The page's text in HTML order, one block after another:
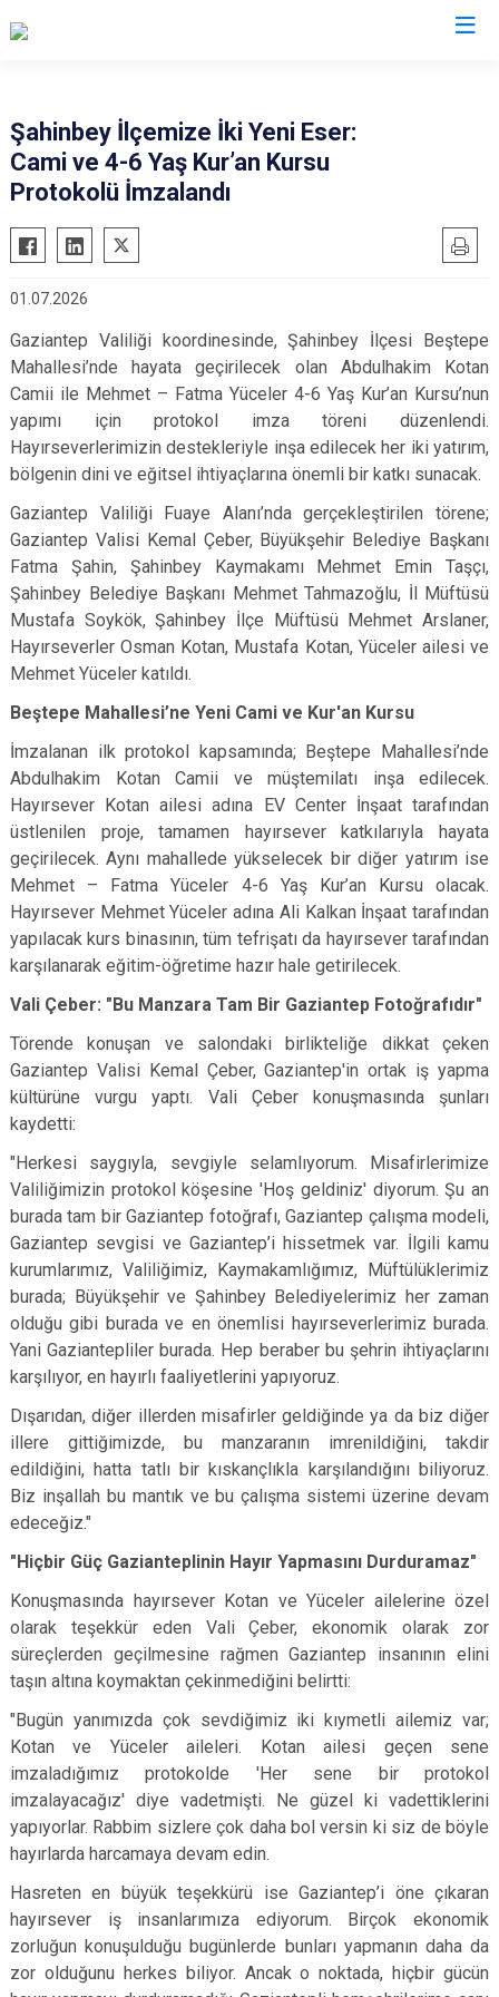
Şahinbey İlçemize İki Yeni Eser:
Cami ve 4-6 Yaş Kur’an Kursu
Protokolü İmzalandı
01.07.2026
Gaziantep Valiliği koordinesinde, Şahinbey İlçesi Beştepe
Mahallesi’nde hayata geçirilecek olan Abdulhakim Kotan
Camii ile Mehmet – Fatma Yüceler 4-6 Yaş Kur’an Kursu’nun
yapımı için protokol imza töreni düzenlendi.
Hayırseverlerimizin destekleriyle inşa edilecek her iki yatırım,
bölgenin dini ve eğitsel ihtiyaçlarına önemli bir katkı sunacak.
Gaziantep Valiliği Fuaye Alanı’nda gerçekleştirilen törene;
Gaziantep Valisi Kemal Çeber, Büyükşehir Belediye Başkanı
Fatma Şahin, Şahinbey Kaymakamı Mehmet Emin Taşçı,
Şahinbey Belediye Başkanı Mehmet Tahmazoğlu, İl Müftüsü
Mustafa Soykök, Şahinbey İlçe Müftüsü Mehmet Arslaner,
Hayırseverler Osman Kotan, Mustafa Kotan, Yüceler ailesi ve
Mehmet Yüceler katıldı.
Beştepe Mahallesi’ne Yeni Cami ve Kur'an Kursu
İmzalanan ilk protokol kapsamında; Beştepe Mahallesi’nde
Abdulhakim Kotan Camii ve müştemilatı inşa edilecek.
Hayırsever Kotan ailesi adına EV Center İnşaat tarafından
üstlenilen proje, tamamen hayırsever katkılarıyla hayata
geçirilecek. Aynı mahallede yükselecek bir diğer yatırım ise
Mehmet – Fatma Yüceler 4-6 Yaş Kur’an Kursu olacak.
Hayırsever Mehmet Yüceler adına Ali Kalkan İnşaat tarafından
yapılacak kurs binasının, tüm tefrişatı da hayırsever tarafından
karşılanarak eğitim-öğretime hazır hale getirilecek.
Vali Çeber: "Bu Manzara Tam Bir Gaziantep Fotoğrafıdır"
Törende konuşan ve salondaki birlikteliğe dikkat çeken
Gaziantep Valisi Kemal Çeber, Gaziantep'in ortak iş yapma
kültürüne vurgu yaptı. Vali Çeber konuşmasında şunları
kaydetti:
"Herkesi saygıyla, sevgiyle selamlıyorum. Misafirlerimize
Valiliğimizin protokol köşesine 'Hoş geldiniz' diyorum. Şu an
burada tam bir Gaziantep fotoğrafı, Gaziantep çalışma modeli,
Gaziantep sevgisi ve Gaziantep’i hissetmek var. İlgili kamu
kurumlarımız, Valiliğimiz, Kaymakamlığımız, Müftülüklerimiz
burada; Büyükşehir ve Şahinbey Belediyelerimiz her zaman
olduğu gibi burada ve en önemlisi hayırseverlerimiz burada.
Yani Gaziantepliler burada. Hep beraber bu şehrin ihtiyaçlarını
karşılıyor, en hayırlı faaliyetlerini yapıyoruz.
Dışarıdan, diğer illerden misafirler geldiğinde ya da biz diğer
illere gittiğimizde, bu manzaranın imrenildiğini, takdir
edildiğini, hatta tatlı bir kıskançlıkla karşılandığını biliyoruz.
Biz inşallah bu mantık ve bu çalışma sistemi üzerine devam
edeceğiz."
"Hiçbir Güç Gazianteplinin Hayır Yapmasını Durduramaz"
Konuşmasında hayırsever Kotan ve Yüceler ailelerine özel
olarak teşekkür eden Vali Çeber, ekonomik olarak zor
süreçlerden geçilmesine rağmen Gaziantep insanının elini
taşın altına koymaktan çekinmediğini belirtti:
"Bugün yanımızda çok sevdiğimiz iki kıymetli ailemiz var;
Kotan ve Yüceler aileleri. Kotan ailesi geçen sene
imzaladığımız protokolde 'Her sene bir protokol
imzalayacağız' diye vadetmişti. Ne güzel ki vadettiklerini
yapıyorlar. Rabbim sizlere çok daha bol versin ki siz de böyle
hayırlarda harcamaya devam edin.
Hasreten en büyük teşekkürü ise Gaziantep’i öne çıkaran
hayırsever iş insanlarımıza ediyorum. Birçok ekonomik
zorluğun konuşulduğu bugünlerde bunları yapmanın daha da
zor olduğunu herkes biliyor. Ancak o noktada, hiçbir gücün